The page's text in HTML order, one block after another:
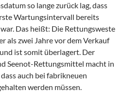
so lange zurück lag, dass
Wartungsintervall bereits
Das heißt: Die Rettungsweste
als zwei Jahre vor dem Verkauf
ist somit überlagert. Der
Seenot-Rettungsmittel macht in
auch bei fabrikneuen
werden müssen.